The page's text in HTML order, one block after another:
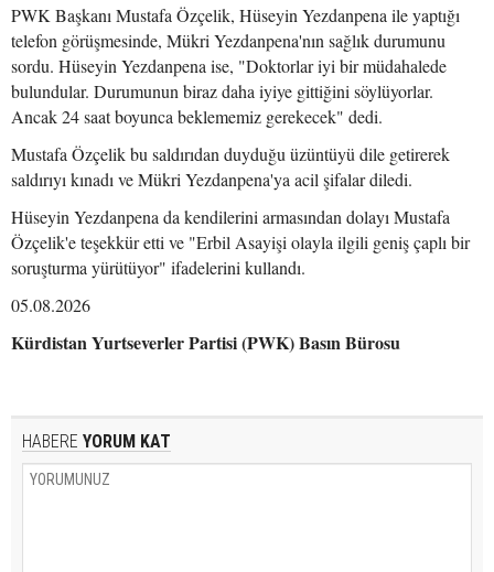
PWK Başkanı Mustafa Özçelik, Hüseyin Yezdanpena ile yaptığı
telefon görüşmesinde, Mükri Yezdanpena'nın sağlık durumunu
sordu. Hüseyin Yezdanpena ise, "Doktorlar iyi bir müdahalede
bulundular. Durumunun biraz daha iyiye gittiğini söylüyorlar.
Ancak 24 saat boyunca beklememiz gerekecek" dedi.
Mustafa Özçelik bu saldırıdan duyduğu üzüntüyü dile getirerek
saldırıyı kınadı ve Mükri Yezdanpena'ya acil şifalar diledi.
Hüseyin Yezdanpena da kendilerini armasından dolayı Mustafa
Özçelik'e teşekkür etti ve "Erbil Asayişi olayla ilgili geniş çaplı bir
soruşturma yürütüyor" ifadelerini kullandı.
05.08.2026
Kürdistan Yurtseverler Partisi (PWK) Basın Bürosu
HABERE YORUM KAT